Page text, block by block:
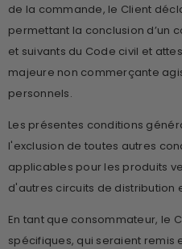
de la commande, le Client
permettant la conclusion d’un
et suivants du Code civil et
majeure non commerçante
personnels.
Les présentes conditions
l'exclusion de toutes autres
applicables pour les produits
d'autres circuits de distribution
En tant que consommateur, le
spécifiques, qui seraient remis